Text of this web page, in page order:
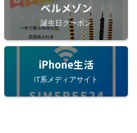
ベルメゾン
誕生日クーポン
iPhone生活
IT系メディアサイト